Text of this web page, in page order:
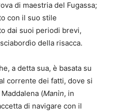
di maestria del Fugassa;
con il suo stile
dai suoi periodi brevi,
della risacca.
a detta sua, è basata su
corrente dei fatti, dove si
(Manìn, in
di navigare con il